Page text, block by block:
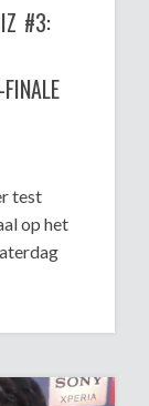
#3:
test
op het